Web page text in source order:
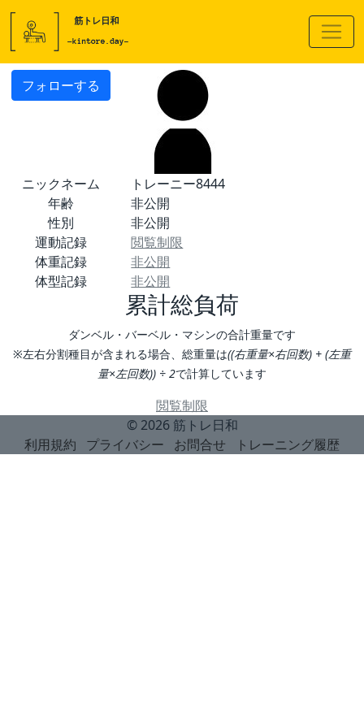
フォローする
ニックネーム
トレーニー8444
年齢
非公開
性別
非公開
運動記録
閲覧制限
体重記録
非公開
体型記録
非公開
累計総負荷
ダンベル・バーベル・マシンの合計重量です
※左右分割種目が含まれる場合、総重量は((右重量×右回数) + (左重
量×左回数)) ÷ 2で計算しています
閲覧制限
© 2026 筋トレ日和
利用規約
プライバシー お問合せ トレーニング履歴